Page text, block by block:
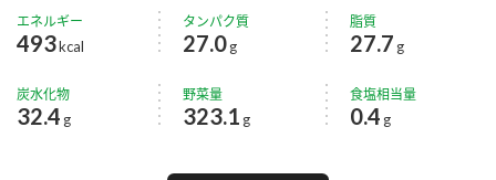
エネルギー
493kcal
タンパク質
27.0g
脂質
27.7 g
炭水化物
32.4 g
野菜量
323.1 g
食塩相当量
0.4 g